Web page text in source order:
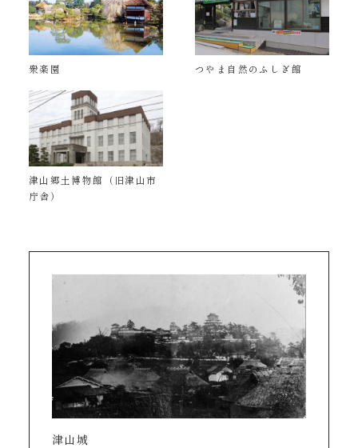
衆楽園 つやま自然のふしぎ館
津山郷土博物館（旧津山市
庁舎）
津山城